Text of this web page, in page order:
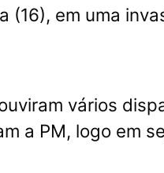
(16), em uma
vários
a PM, logo em